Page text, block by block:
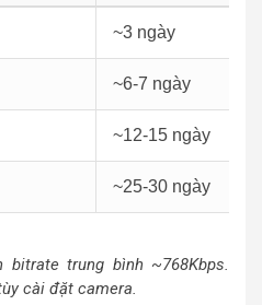
~3 ngày
~6-7 ngày
~12-15 ngày
~25-30 ngày
bitrate trung bình ~768Kbps.
cài đặt camera.